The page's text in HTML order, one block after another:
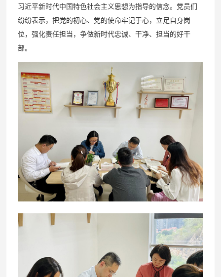
习近平新时代中国特色社会主义思想为指导的信念。党员们
纷纷表示，把党的初心、党的使命牢记于心，立足自身岗
位，强化责任担当，争做新时代忠诚、干净、担当的好干
部。